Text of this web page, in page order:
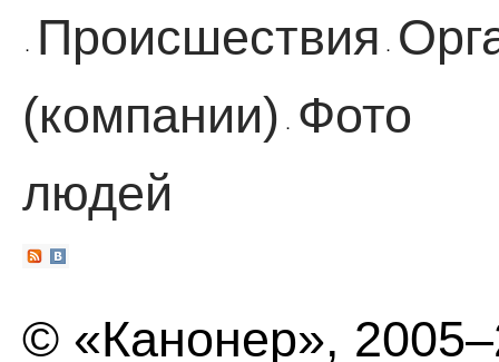
· Происшествия ·
(компании)
·
Фото
людей
© «Канонер»,